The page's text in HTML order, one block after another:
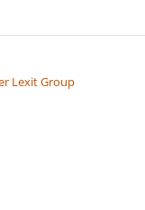
Lexit Group